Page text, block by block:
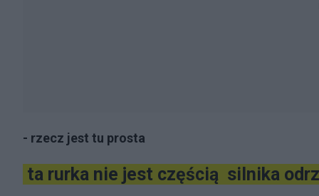
- rzecz jest tu prosta
ta rurka nie jest częścią silnika